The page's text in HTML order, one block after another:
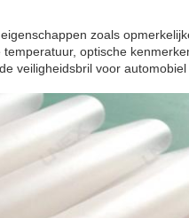
zoals
optische
veiligheidsbril voor